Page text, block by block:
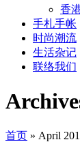
香
手札手帐
时尚潮流
生活杂记
联络我们
首页 » April